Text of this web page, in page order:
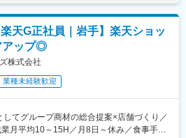
り、POP作成
り
ど、集客に向けた取り組み
から店長を経てRSV（スーパーバイザー）
です。RSV経験後はマネジメントや本部
前に企業セミナー動画をご視聴いただきま
×2回 現場面接/HR面接）
天G正社員｜岩手】楽天ショッ
アップ◎
株式会社
業種未経験歓迎
してグループ商材の総合提案×店舗づくり／
月平均10～15H／月8日～休み／食事手当